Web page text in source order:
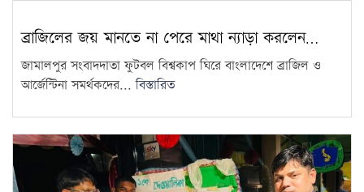
ব্রাজিলের জয় মানতে না পেরে মাথা ন্যাড়া করলেন…
জামালপুর সংবাদদাতা ফুটবল বিশ্বকাপ ঘিরে বাংলাদেশে ব্রাজিল ও
আর্জেন্টিনা সমর্থকদের...বিস্তারিত